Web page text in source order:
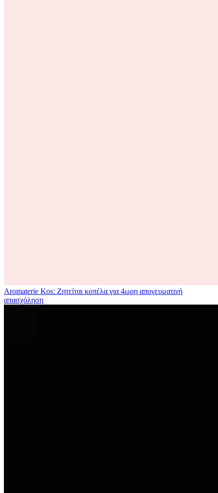
Aromaterie Kos: Ζητείται κοπέλα για 4ωρη απογευματινή
απασχόληση